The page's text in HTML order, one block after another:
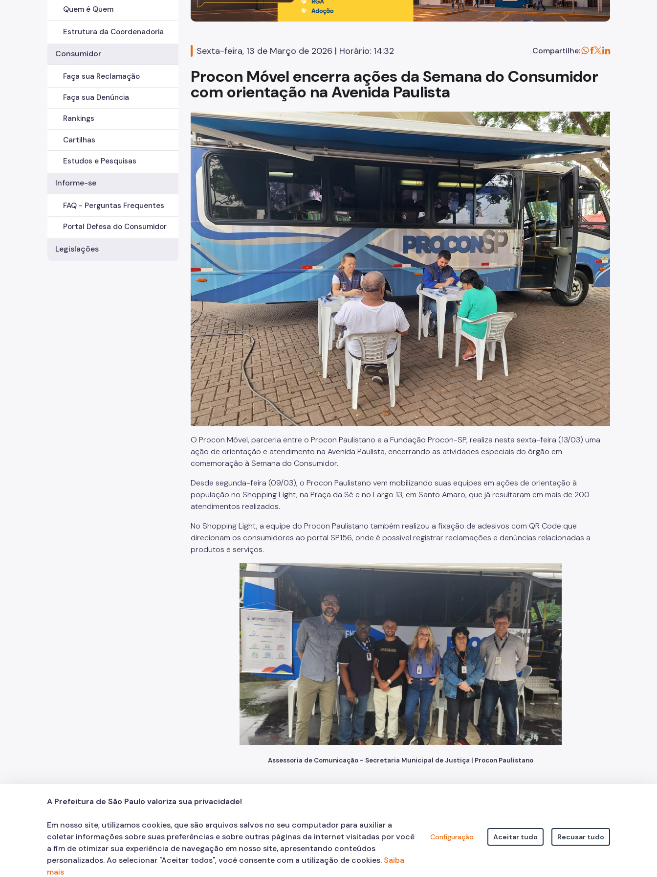
Quem é Quem
Estrutura da Coordenadoria
Consumidor
Faça sua Reclamação
Faça sua Denúncia
Rankings
Cartilhas
Estudos e Pesquisas
Informe-se
FAQ - Perguntas Frequentes
Portal Defesa do Consumidor
Legislações
Sexta-feira, 13 de Março de 2026 | Horário: 14:32 Compartilhe:
Procon Móvel encerra ações da Semana do Consumidor
com orientação na Avenida Paulista
O Procon Móvel, parceria entre o Procon Paulistano e a Fundação Procon-SP, realiza nesta sexta-feira (13/03) uma
ação de orientação e atendimento na Avenida Paulista, encerrando as atividades especiais do órgão em
comemoração à Semana do Consumidor.
Desde segunda-feira (09/03), o Procon Paulistano vem mobilizando suas equipes em ações de orientação à
população no Shopping Light, na Praça da Sé e no Largo 13, em Santo Amaro, que já resultaram em mais de 200
atendimentos realizados.
No Shopping Light, a equipe do Procon Paulistano também realizou a fixação de adesivos com QR Code que
direcionam os consumidores ao portal SP156, onde é possível registrar reclamações e denúncias relacionadas a
produtos e serviços.
Assessoria de Comunicação - Secretaria Municipal de Justiça | Procon Paulistano
PROCON PaulistanoContatosRedes Sociais
A Prefeitura de São Paulo valoriza sua privacidade!
Em nosso site, utilizamos cookies, que são arquivos salvos no seu computador para auxiliar a
coletar informações sobre suas preferências e sobre outras páginas da internet visitadas por você
a fim de otimizar sua experiência de navegação em nosso site, apresentando conteúdos
personalizados. Ao selecionar "Aceitar todos", você consente com a utilização de cookies. Saiba
mais
Configuração Aceitar tudo Recusar tudo